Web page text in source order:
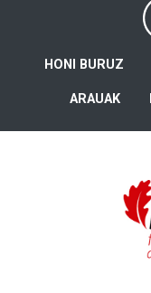
HONI BURUZ
ARAUAK